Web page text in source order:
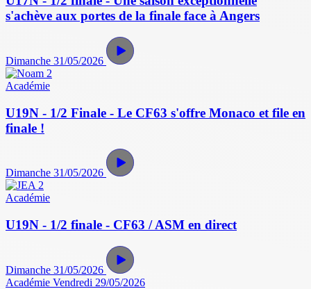
s'achève aux portes de la finale face à Angers
Dimanche 31/05/2026
Académie
U19N - 1/2 Finale - Le CF63 s'offre Monaco et file en
finale !
Dimanche 31/05/2026
Académie
U19N - 1/2 finale - CF63 / ASM en direct
Dimanche 31/05/2026
Académie Vendredi 29/05/2026